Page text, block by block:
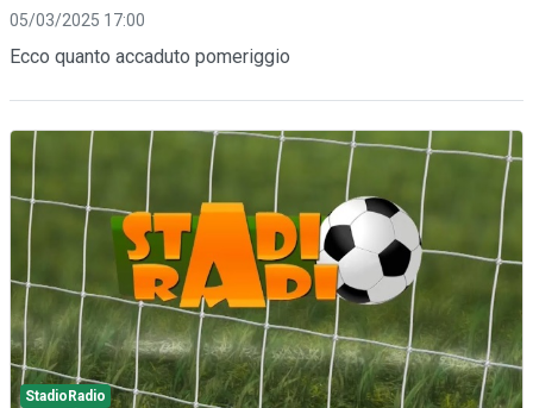
05/03/2025 17:00
Ecco quanto accaduto pomeriggio
StadioRadio